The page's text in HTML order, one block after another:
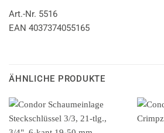
Art.-Nr. 5516
EAN 4037374055165
ÄHNLICHE PRODUKTE